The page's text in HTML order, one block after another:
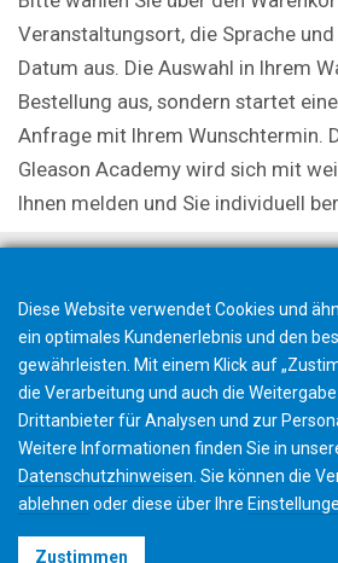
Veranstaltungsort, die Sprache
Datum aus. Die Auswahl in Ihrem
Bestellung aus, sondern startet
Anfrage mit Ihrem Wunschtermin.
Gleason Academy wird sich mit
Ihnen melden und Sie individuell
Diese Website verwendet Cookies und
ein optimales Kundenerlebnis und den
gewährleisten. Mit einem Klick auf
die Verarbeitung und auch die
Drittanbieter für Analysen und zur
Weitere Informationen finden Sie in
Datenschutzhinweisen . Sie können die
ablehnen oder diese über Ihre
Zustimmen